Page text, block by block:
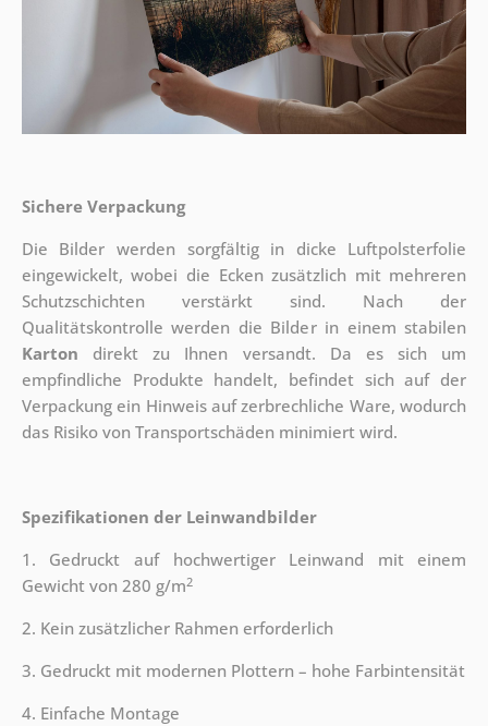
Sichere Verpackung
Die Bilder werden sorgfältig in dicke Luftpolsterfolie
eingewickelt, wobei die Ecken zusätzlich mit mehreren
Schutzschichten verstärkt sind. Nach der
Qualitätskontrolle werden die Bilder in einem stabilen
Karton direkt zu Ihnen versandt. Da es sich um
empfindliche Produkte handelt, befindet sich auf der
Verpackung ein Hinweis auf zerbrechliche Ware, wodurch
das Risiko von Transportschäden minimiert wird.
Spezifikationen der Leinwandbilder
1. Gedruckt auf hochwertiger Leinwand mit einem
Gewicht von 280 g/m2
2. Kein zusätzlicher Rahmen erforderlich
3. Gedruckt mit modernen Plottern – hohe Farbintensität
4. Einfache Montage